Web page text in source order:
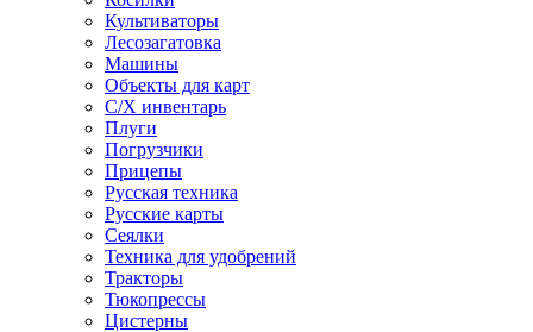
Культиваторы
Лесозагатовка
Машины
Объекты для карт
С/Х инвентарь
Плуги
Погрузчики
Прицепы
Русская техника
Русские карты
Сеялки
Техника для удобрений
Тракторы
Тюкопрессы
Цистерны